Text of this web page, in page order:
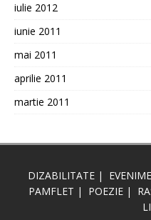
iulie 2012
iunie 2011
mai 2011
aprilie 2011
martie 2011
DIZABILITATE |
PAMFLET | POEZIE |